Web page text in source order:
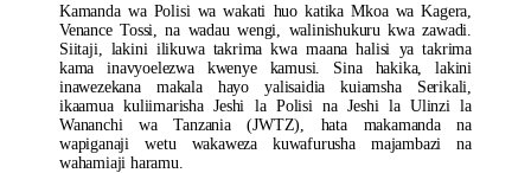
Kamanda wa Polisi wa wakati huo katika Mkoa wa Kagera,
Venance Tossi, na wadau wengi, walinishukuru kwa zawadi.
Siitaji, lakini ilikuwa takrima kwa maana halisi ya takrima
kama inavyoelezwa kwenye kamusi. Sina hakika, lakini
inawezekana makala hayo yalisaidia kuiamsha Serikali,
ikaamua kuliimarisha Jeshi la Polisi na Jeshi la Ulinzi la
Wananchi wa Tanzania (JWTZ), hata makamanda na
wapiganaji wetu wakaweza kuwafurusha majambazi na
wahamiaji haramu.